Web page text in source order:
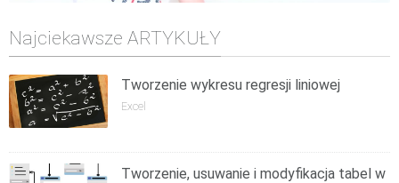
Najciekawsze ARTYKUŁY
Tworzenie wykresu regresji liniowej
Excel
Tworzenie, usuwanie i modyfikacja tabel w